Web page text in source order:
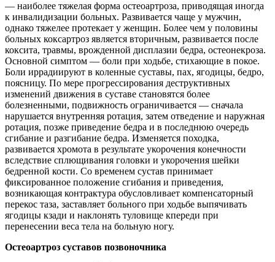
— наиболее тяжелая форма остеоартроза, приводящая иногда
к инвалидизации больных. Развивается чаще у мужчин,
однако тяжелее протекает у женщин. Более чем у половины
больных коксартроз является вторичным, развивается после
коксита, травмы, врожденной дисплазии бедра, остеонекроза.
Основной симптом — боли при ходьбе, стихающие в покое.
Боли иррадиируют в коленные суставы, пах, ягодицы, бедро,
поясницу. По мере прогрессирования деструктивных
изменений движения в суставе становятся более
болезненными, подвижность ограничивается — сначала
нарушается внутренняя ротация, затем отведение и наружная
ротация, позже приведение бедра и в последнюю очередь
сгибание и разгибание бедра. Изменяется походка,
развивается хромота в результате укорочения конечности
вследствие сплющивания головки и укорочения шейки
бедренной кости. Со временем сустав принимает
фиксированное положение сгибания и приведения,
возникающая контрактура обусловливает компенсаторный
перекос таза, заставляет больного при ходьбе выпячивать
ягодицы кзади и наклонять туловище кпереди при
перенесении веса тела на больную ногу.
Остеоартроз суставов позвоночника